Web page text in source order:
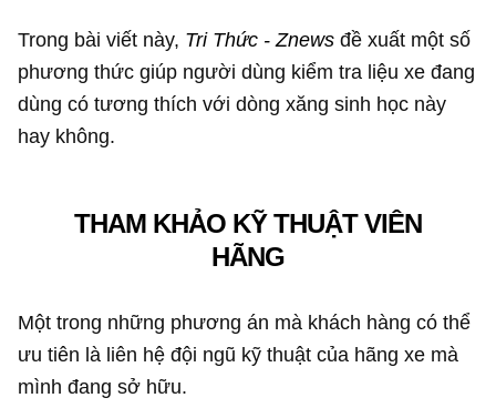
Trong bài viết này, Tri Thức - Znews đề xuất một số
phương thức giúp người dùng kiểm tra liệu xe đang
dùng có tương thích với dòng xăng sinh học này
hay không.
THAM KHẢO KỸ THUẬT VIÊN
HÃNG
Một trong những phương án mà khách hàng có thể
ưu tiên là liên hệ đội ngũ kỹ thuật của hãng xe mà
mình đang sở hữu.